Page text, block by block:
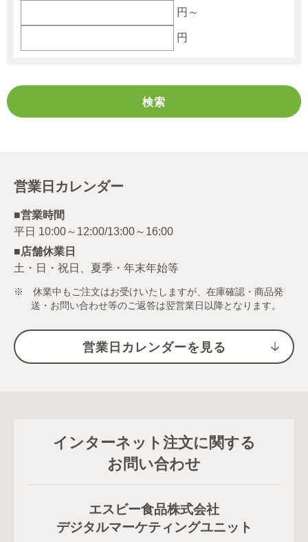
円～
円
営業日カレンダー
■営業時間
■店舗休業日
土・日・祝日、夏季・年末年始等
※ 休業中もご注文はお受けいたしますが、在庫確認・商品発
送・お問い合わせ等のご返答は翌営業日以降となります。
営業日カレンダーを見る
インターネット注文に関する
お問い合わせ
エスビー食品株式会社
デジタルマーケティングユニット